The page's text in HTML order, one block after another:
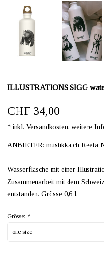
ILLUSTRATIONS SIGG
CHF 34,00
* inkl. Versandkosten, weitere
ANBIETER: mustikka.ch Reeta
Wasserflasche mit einer
Zusammenarbeit mit dem
entstanden. Grösse 0,6 l.
Grösse: *